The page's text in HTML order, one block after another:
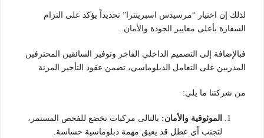
لذلك إن اختيار “مرسيدس اسبرينترا” تحديداً يؤكد على التزام
السفارة بأعلى معايير الجودة والأمان.
فبالإضافة إلى التصميم الداخلي الفاخر وتوفير السائقين المحترفين
المدربين على التعامل الدبلوماسي، تضمن عقود التأجير المرنة
من شركتنا ما يلي:
الموثوقية والأمان: بالتالى مركبات تخضع للفحص المستمر،
لتجنب أي عطل قد يعيق مهمة دبلوماسية حساسة.